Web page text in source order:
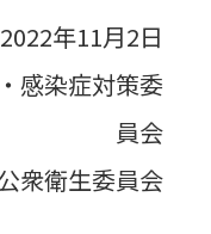
2022年11月2日
感染症対策委
員会
衆衛生委員会